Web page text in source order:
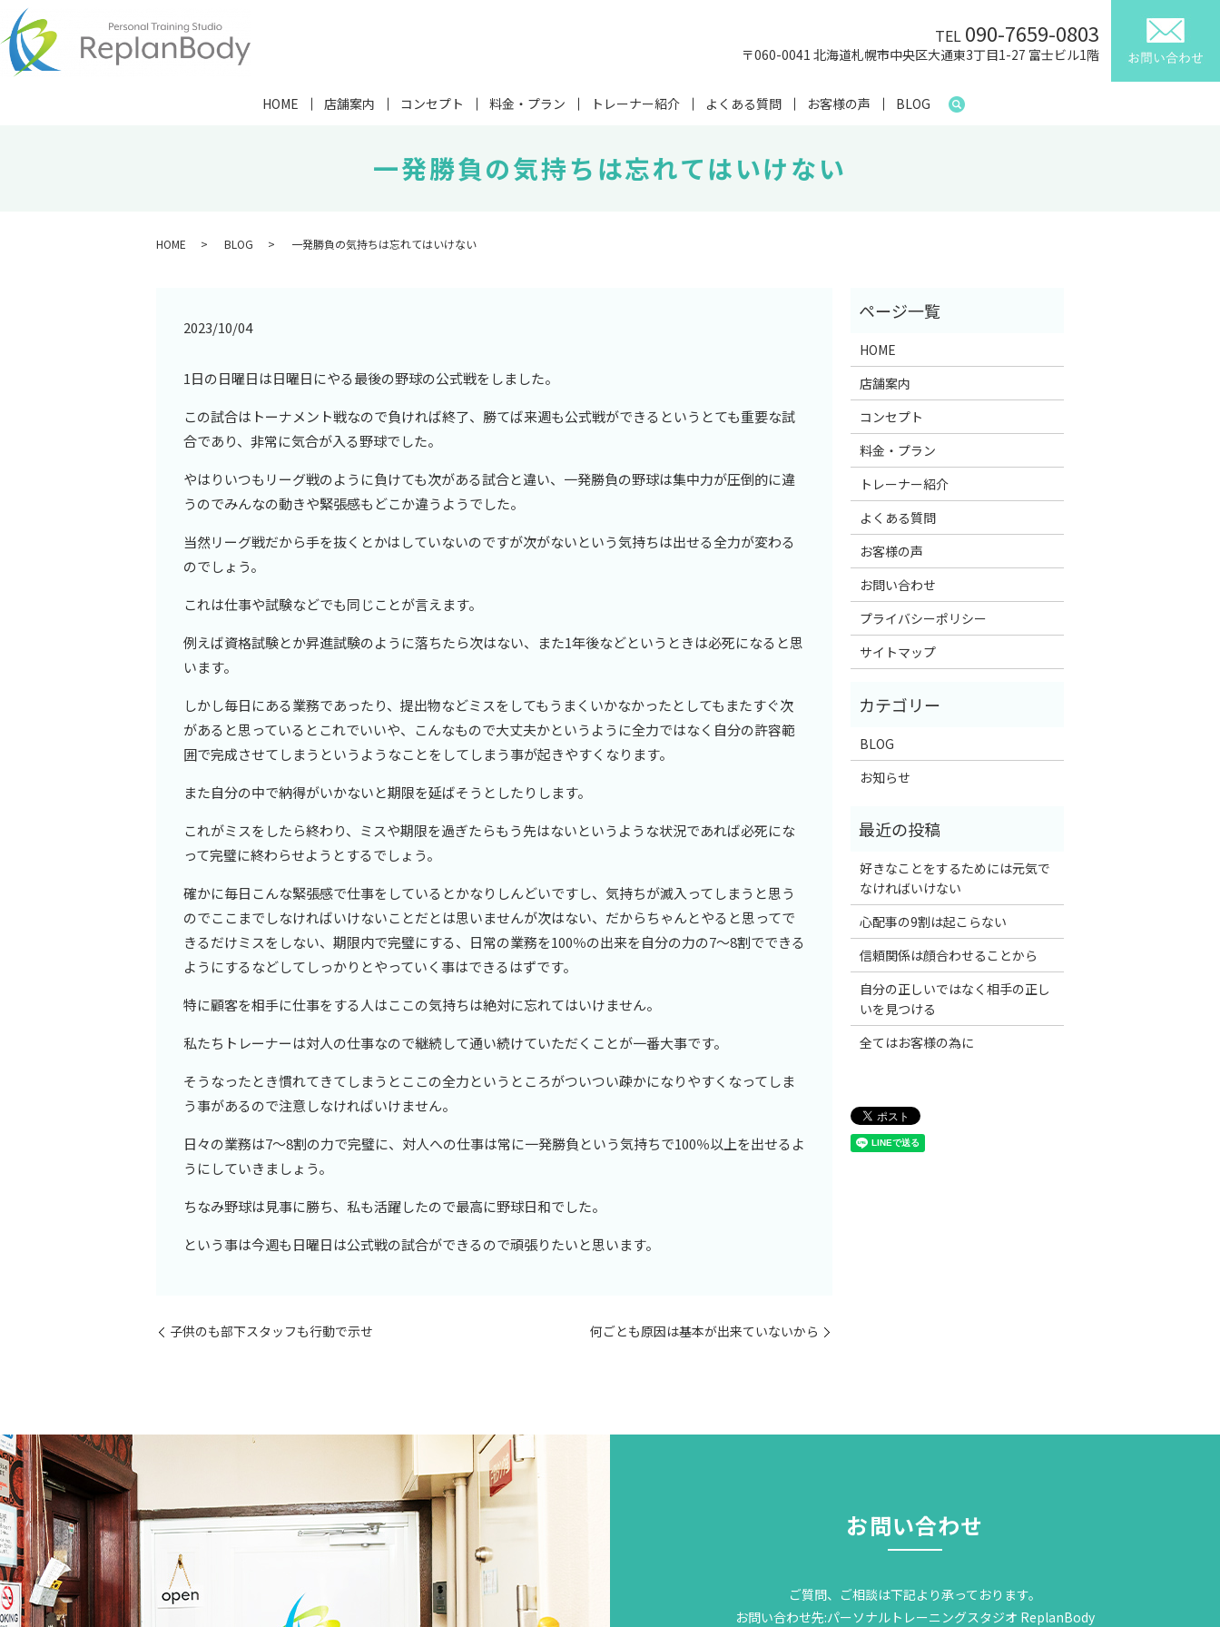
HOME 店舗案内 コンセプト 料金・プラン トレーナー紹介 よくある質問 お客様の声 BLOG
TEL 090-7659-0803
〒060-0041 北海道札幌市中央区大通東3丁目1-27 富士ビル1階
一発勝負の気持ちは忘れてはいけない
HOME BLOG 一発勝負の気持ちは忘れてはいけない
2023/10/04
1日の日曜日は日曜日にやる最後の野球の公式戦をしました。
この試合はトーナメント戦なので負ければ終了、勝てば来週も公式戦ができるというとても重要な試
合であり、非常に気合が入る野球でした。
やはりいつもリーグ戦のように負けても次がある試合と違い、一発勝負の野球は集中力が圧倒的に違
うのでみんなの動きや緊張感もどこか違うようでした。
当然リーグ戦だから手を抜くとかはしていないのですが次がないという気持ちは出せる全力が変わる
のでしょう。
これは仕事や試験などでも同じことが言えます。
例えば資格試験とか昇進試験のように落ちたら次はない、また1年後などというときは必死になると思
います。
しかし毎日にある業務であったり、提出物などミスをしてもうまくいかなかったとしてもまたすぐ次
があると思っているとこれでいいや、こんなもので大丈夫かというように全力ではなく自分の許容範
囲で完成させてしまうというようなことをしてしまう事が起きやすくなります。
また自分の中で納得がいかないと期限を延ばそうとしたりします。
これがミスをしたら終わり、ミスや期限を過ぎたらもう先はないというような状況であれば必死にな
って完璧に終わらせようとするでしょう。
確かに毎日こんな緊張感で仕事をしているとかなりしんどいですし、気持ちが滅入ってしまうと思う
のでここまでしなければいけないことだとは思いませんが次はない、だからちゃんとやると思ってで
きるだけミスをしない、期限内で完璧にする、日常の業務を100％の出来を自分の力の7～8割でできる
ようにするなどしてしっかりとやっていく事はできるはずです。
特に顧客を相手に仕事をする人はここの気持ちは絶対に忘れてはいけません。
私たちトレーナーは対人の仕事なので継続して通い続けていただくことが一番大事です。
そうなったとき慣れてきてしまうとここの全力というところがついつい疎かになりやすくなってしま
う事があるので注意しなければいけません。
日々の業務は7～8割の力で完璧に、対人への仕事は常に一発勝負という気持ちで100％以上を出せるよ
うにしていきましょう。
ちなみ野球は見事に勝ち、私も活躍したので最高に野球日和でした。
という事は今週も日曜日は公式戦の試合ができるので頑張りたいと思います。
子供のも部下スタッフも行動で示せ 何ごとも原因は基本が出来ていないから
HOME
店舗案内
コンセプト
料金・プラン
トレーナー紹介
よくある質問
お客様の声
お問い合わせ
プライバシーポリシー
サイトマップ
BLOG
お知らせ
好きなことをするためには元気で
なければいけない
心配事の9割は起こらない
信頼関係は顔合わせることから
自分の正しいではなく相手の正し
いを見つける
全てはお客様の為に
お問い合わせ
ご質問、ご相談は下記より承っております。
お問い合わせ先:パーソナルトレーニングスタジオ ReplanBody